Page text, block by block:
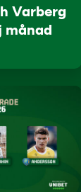
Varberg
månad